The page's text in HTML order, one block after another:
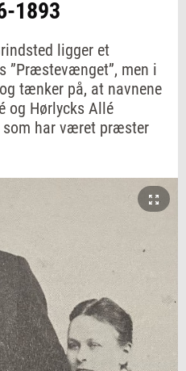
1893
ligger et
”Præstevænget”, men i
tænker på, at navnene
og Hørlycks Allé
som har været præster